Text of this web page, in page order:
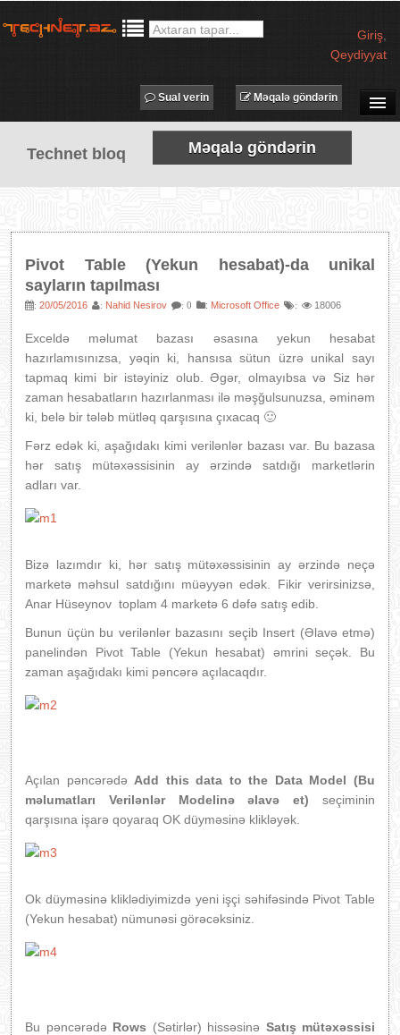
Giriş
Qeydiyyat
SUAL-CAVAB
TECHNET TV
MƏQALƏLƏR
PROQRAMLAR
AVADANLIQLAR
IT LÜĞƏT
XƏBƏRLƏR
Məqalə göndərin
Sual verin
Technet bloq Məqalə göndərin
Pivot Table (Yekun hesabat)-da unikal
sayların tapılması
: 20/05/2016 : Nahid Nesirov : 0 : Microsoft Office : 18006
Exceldə məlumat bazası əsasına yekun hesabat
hazırlamısınızsa, yəqin ki, hansısa sütun üzrə unikal sayı
tapmaq kimi bir istəyiniz olub. Əgər, olmayıbsa və Siz hər
zaman hesabatların hazırlanması ilə məşğulsunuzsa, əminəm
ki, belə bir tələb mütləq qarşısına çıxacaq 🙂
Fərz edək ki, aşağıdakı kimi verilənlər bazası var. Bu bazasa
hər satış mütəxəssisinin ay ərzində satdığı marketlərin
adları var.
Bizə lazımdır ki, hər satış mütəxəssisinin ay ərzində neçə
marketə məhsul satdığını müəyyən edək. Fikir verirsinizsə,
Anar Hüseynov toplam 4 marketə 6 dəfə satış edib.
Bunun üçün bu verilənlər bazasını seçib Insert (Əlavə etmə)
panelindən Pivot Table (Yekun hesabat) əmrini seçək. Bu
zaman aşağıdakı kimi pəncərə açılacaqdır.
Açılan pəncərədə Add this data to the Data Model (Bu
məlumatları Verilənlər Modelinə əlavə et) seçiminin
qarşısına işarə qoyaraq OK düyməsinə klikləyək.
Ok düyməsinə kliklədiyimizdə yeni işçi səhifəsində Pivot Table
(Yekun hesabat) nümunəsi görəcəksiniz.
Bu pəncərədə Rows (Sətirlər) hissəsinə Satış mütəxəssisi